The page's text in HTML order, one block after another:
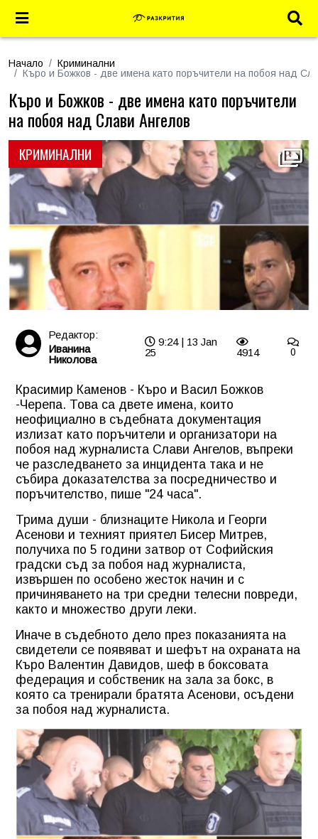
Начало
Криминални
Къро и Божков - две имена като поръчители на побоя над
КРИМИНАЛНИ
Къро и Божков - две имена като поръчители
на побоя над Слави Ангелов
Редактор:
Иванина
Николова
9:24 | 13 Jan
25
4914 0
Красимир Каменов - Къро и Васил Божков
-Черепа. Това са двете имена, които
неофициално в съдебната документация
излизат като поръчители и организатори на
побоя над журналиста Слави Ангелов, въпреки
че разследването за инцидента така и не
събира доказателства за посредничество и
поръчителство, пише "24 часа".
Трима души - близнаците Никола и Георги
Асенови и техният приятел Бисер Митрев,
получиха по 5 години затвор от Софийския
градски съд за побоя над журналиста,
извършен по особено жесток начин и с
причиняването на три средни телесни повреди,
както и множество други леки.
Иначе в съдебното дело през показанията на
свидетели се появяват и шефът на охраната на
Къро Валентин Давидов, шеф в боксовата
федерация и собственик на зала за бокс, в
която са тренирали братята Асенови, осъдени
за побоя над журналиста.